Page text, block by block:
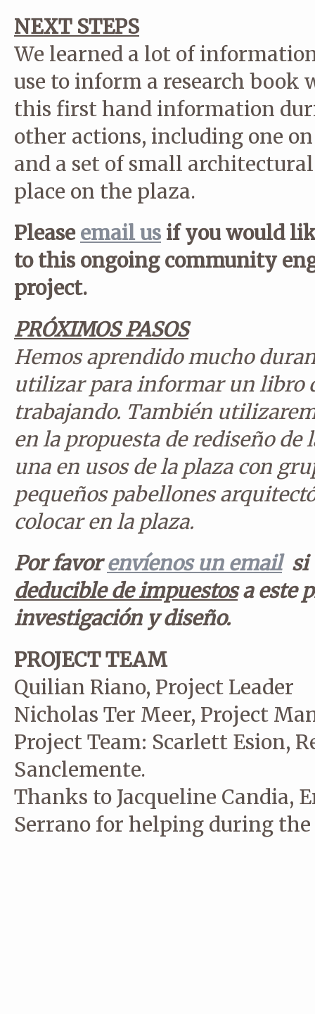
NEXT STEPS
We learned a lot of
use to inform a research book
this first hand information
other actions, including one
and a set of small
place on the plaza.
Pleaseemail us if you would
to this ongoing community
project.
PRÓXIMOS PASOS
Hemos aprendido mucho
utilizar para informar un libro
trabajando. También
en la propuesta de rediseño
una en usos de la plaza con
pequeños pabellones
colocar en la plaza.
Por favorenvíenos un emailsi
deducible de impuestosa este
investigación y diseño.
PROJECT TEAM
Quilian Riano, Project Leader
Nicholas Ter Meer, Project
Project Team: Scarlett Esion,
Sanclemente.
Thanks to Jacqueline Candia,
Serrano for helping during